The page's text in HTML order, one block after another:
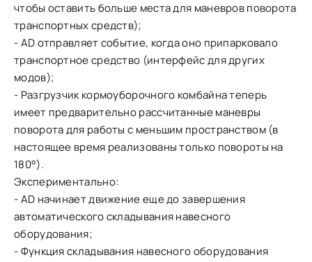
чтобы оставить больше места для маневров поворота
транспортных средств);
- AD отправляет событие, когда оно припарковало
транспортное средство (интерфейс для других
модов);
- Разгрузчик кормоуборочного комбайна теперь
имеет предварительно рассчитанные маневры
поворота для работы с меньшим пространством (в
настоящее время реализованы только повороты на
180°).
Экспериментально:
- AD начинает движение еще до завершения
автоматического складывания навесного
оборудования;
- Функция складывания навесного оборудования